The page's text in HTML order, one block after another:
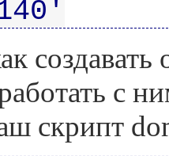
создавать
с
скрипт